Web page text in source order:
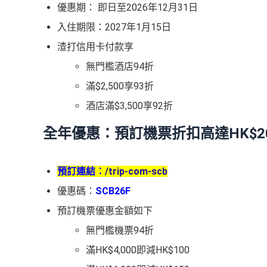
優惠期： 即日至2026年12月31日
入住期限：2027年1月15日
渣打信用卡付款享
無門檻酒店94折
滿$2,500享93折
酒店滿$3,500享92折
全年優惠：預訂機票折扣高達
預訂連結： /trip-com-scb
優惠碼： SCB26F
預訂機票優惠金額如下
無門檻機票94折
滿HK$4,000即減HK$100